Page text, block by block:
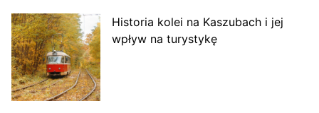
Historia kolei na Kaszubach i jej
wpływ na turystykę